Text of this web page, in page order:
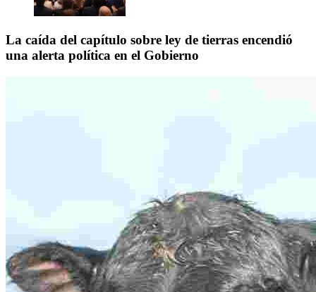
La caída del capítulo sobre ley de tierras encendió
una alerta política en el Gobierno